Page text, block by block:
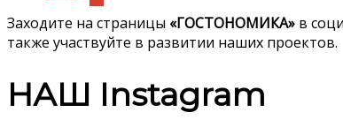
Заходите на страницы «ГОСТОНОМИКА» в
также участвуйте в развитии наших проектов.
НАШ Instagram